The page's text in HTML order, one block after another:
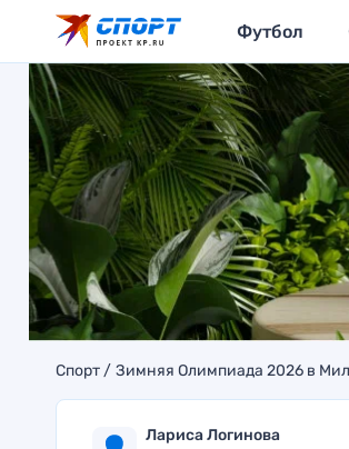
Футбол
Спорт Зимняя Олимпиада 2026 в
Лариса Логинова